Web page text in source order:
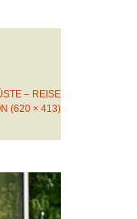
– REISE
(620 × 413)